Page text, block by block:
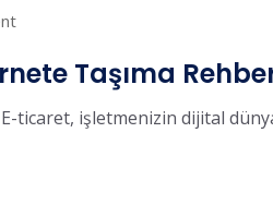
Taşıma
ticaret, işletmenizin dijital